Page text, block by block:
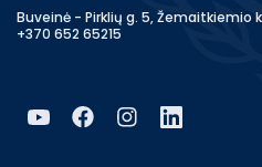
Buveinė - Pirklių g. 5, Žemaitkiemio
+370 652 65215